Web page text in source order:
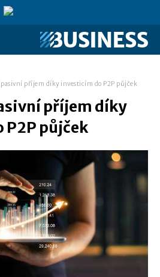
příjem díky investicím do P2P půjček
příjem díky
půjček